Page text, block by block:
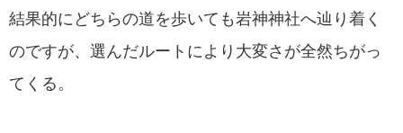
結果的にどちらの道を歩いても岩神神社へ辿り着く
のですが、選んだルートにより大変さが全然ちがっ
てくる。